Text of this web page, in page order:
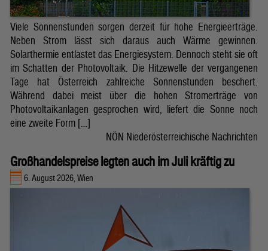
Viele Sonnenstunden sorgen derzeit für hohe Energieerträge.
Neben Strom lässt sich daraus auch Wärme gewinnen.
Solarthermie entlastet das Energiesystem. Dennoch steht sie oft
im Schatten der Photovoltaik. Die Hitzewelle der vergangenen
Tage hat Österreich zahlreiche Sonnenstunden beschert.
Während dabei meist über die hohen Stromerträge von
Photovoltaikanlagen gesprochen wird, liefert die Sonne noch
eine zweite Form […]
NÖN Niederösterreichische Nachrichten
Großhandelspreise legten auch im Juli kräftig zu
6. August 2026, Wien